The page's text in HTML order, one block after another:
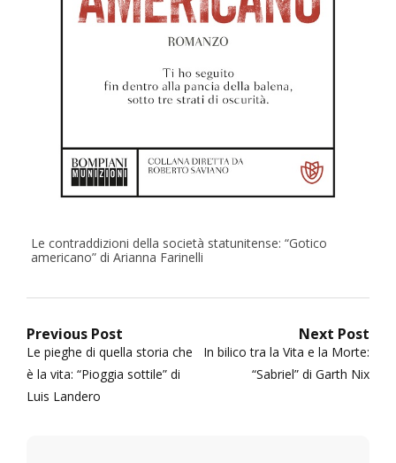
Le contraddizioni della società statunitense: “Gotico
americano” di Arianna Farinelli
Navigazione
articoli
Previous Post
Previous
post:
Le pieghe di quella storia che
è la vita: “Pioggia sottile” di
Luis Landero
Next Post
Next
In bilico tra la Vita e la Morte:
“Sabriel” di Garth Nix